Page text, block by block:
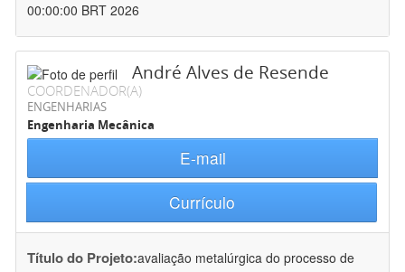
00:00:00 BRT 2026
André Alves de Resende
COORDENADOR(A)
ENGENHARIAS
Engenharia Mecânica
E-mail
Currículo
Título do Projeto:avaliação metalúrgica do processo de